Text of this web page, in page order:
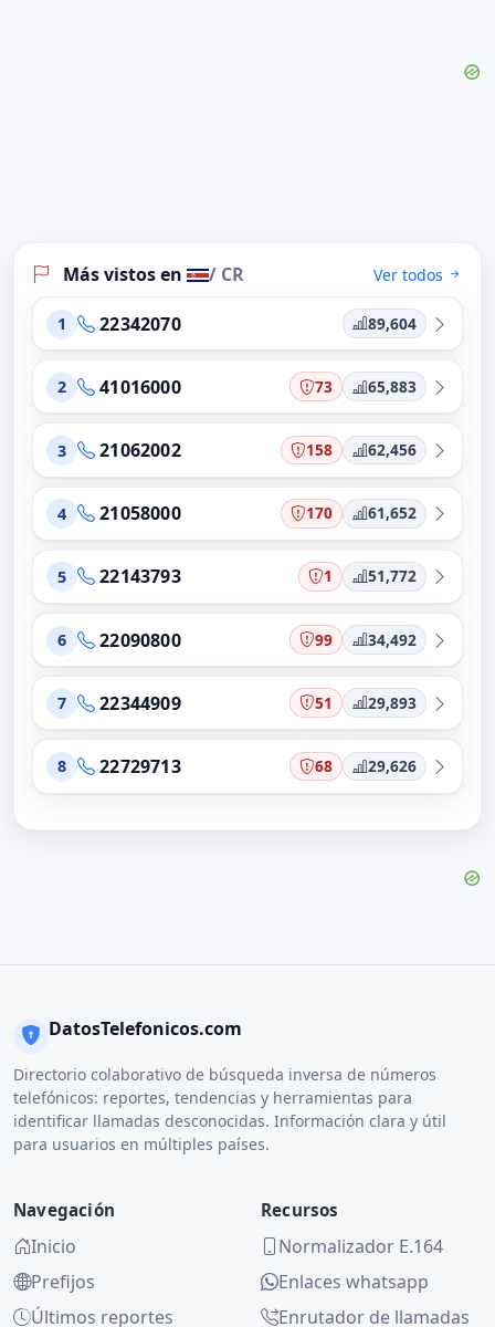
Más vistos en / CR Ver todos
1 22342070 89,604
2 41016000 73 65,883
3 21062002 158 62,456
4 21058000 170 61,652
5 22143793 1 51,772
6 22090800 99 34,492
7 22344909 51 29,893
8 22729713 68 29,626
DatosTelefonicos.com
Directorio colaborativo de búsqueda inversa de números
telefónicos: reportes, tendencias y herramientas para
identificar llamadas desconocidas. Información clara y útil
para usuarios en múltiples países.
Navegación
Inicio
Prefijos
Últimos reportes
Recursos
Normalizador E.164
Enlaces whatsapp
Enrutador de llamadas